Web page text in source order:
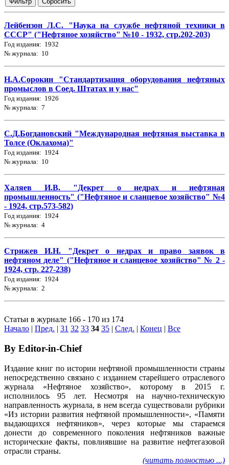
Лейбензон Л.С. "Наука на службе нефтяной техники в
СССР" ("Нефтяное хозяйство" №10 - 1932, стр.202-203)
Год издания: 1932
№ журнала: 10
Н.А.Сорокин "Стандартизация оборудования нефтяных
промыслов в Соед. Штатах и у нас"
Год издания: 1926
№ журнала: 7
С.Д.Богдановский "Международная нефтяная выставка в
Толсе (Оклахома)"
Год издания: 1924
№ журнала: 10
Халяев И.В. "Декрет о недрах и нефтяная
промышленность" ("Нефтяное и сланцевое хозяйство" №4
- 1924, стр.573-582)
Год издания: 1924
№ журнала: 4
Стрижев И.Н. "Декрет о недрах и право заявок в
нефтяном деле" ("Нефтяное и сланцевое хозяйство" № 2 -
1924, стр. 227-238)
Год издания: 1924
№ журнала: 2
Статьи в журнале 166 - 170 из 174
Начало | Пред. | 31 32 33 34 35 | След. | Конец | Все
By Editor-in-Chief
Издание книг по истории нефтяной промышленности страны
непосредственно связано с изданием старейшего отраслевого
журнала «Нефтяное хозяйство», которому в 2015 г.
исполнилось 95 лет. Несмотря на научно-техническую
направленность журнала, в нем всегда существовали рубрики
«Из истории развития нефтяной промышленности», «Памяти
выдающихся нефтяников», через которые мы стараемся
донести до современного поколения нефтяников важные
исторические факты, повлиявшие на развитие нефтегазовой
отрасли страны.
(читать полностью ...)